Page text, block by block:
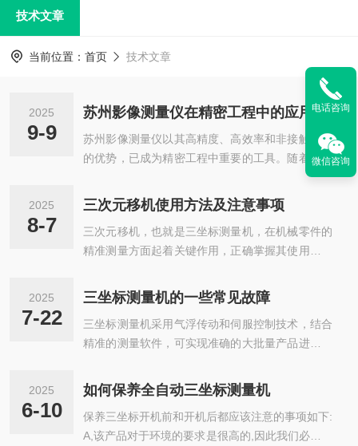
技术文章
当前位置： 首页 技术文章
2025
9-9
苏州影像测量仪在精密工程中的应用解析
苏州影像测量仪以其高精度、高效率和非接触测量
的优势，已成为精密工程中重要的工具。随着技术
的不断进步和应用场景的拓展，它将继续推动精密
制造行业向更高水平发展，为中国乃至全球的工业
升级提供坚实支撑。影像测量仪是一种基于光学成
像和计算机图像处理技术的精密测量设备，通过高
分辨率摄像头捕捉工件图像，结合软件算法进行尺
器制造的重镇，其影像测量仪在光源系统、镜头分
实现微米级甚至纳米级的测量精度，满足精密...
2025
8-7
三次元移机使用方法及注意事项
三次元移机，也就是三坐标测量机，在机械零件的
精准测量方面起着关键作用，正确掌握其使用方法
备在开启移机之前，要先确保其放置的环境符合要
求。环境温度应保持相对稳定，一般来说要在合适
的室温范围内，避免因温度波动导致测量精度受影
响，同时要保证周围没有震动源，像远离大型冲压
是否牢固，气压供应（如果有气动部件的话）是否
台面以及探头等部位，防止有灰尘等杂质影响...
2025
7-22
三坐标测量机的一些常见故障
三坐标测量机采用气浮传动和伺服控制技术，结合
精准的测量软件，可实现准确的大批量产品进行检
广泛应用于五金、塑胶、电子、模具、五金加工、
手机配件、电脑配件、汽车配件、钟表、电路板等
行业。1、能够直接从CAD中提取几何特征的名义
值。通过点击工件模型即可完成编程，简单便捷。
2025
6-10
如何保养全自动三坐标测量机
保养三坐标开机前和开机后都应该注意的事项如下:
A,该产品对于环境的要求是很高的,因此我们必须进
电话咨询
微信咨询